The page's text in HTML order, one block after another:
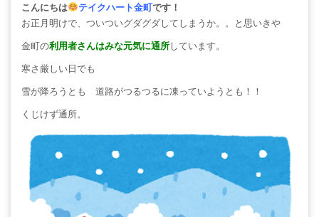
こんにちは
テイクハート金町です！
お正月明けで、ついついグダグダしてしまうか。。と思いきや
金町の利用者さんはみな元気に通所しています。
寒さ厳しい日でも
雪が降ろうとも 道路がつるつるに凍っていようとも！！
くじけず通所。